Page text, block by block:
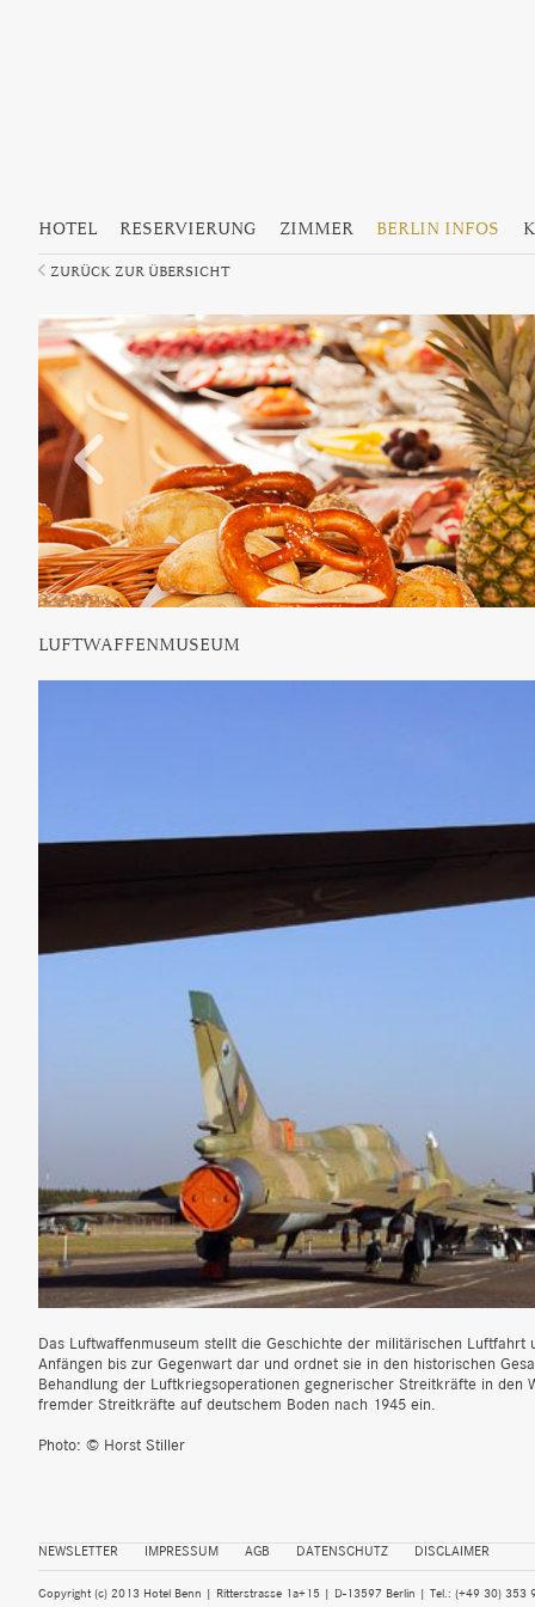
Zum Inhalt wechseln
Zum sekundären Inhalt wechseln
HOTEL RESERVIERUNG ZIMMER BERLIN INFOS
ZURÜCK ZUR ÜBERSICHT
LUFTWAFFENMUSEUM
Das Luftwaffenmuseum stellt die Geschichte der militärischen
Anfängen bis zur Gegenwart dar und ordnet sie in den historischen
Behandlung der Luftkriegsoperationen gegnerischer Streitkräfte in den
fremder Streitkräfte auf deutschem Boden nach 1945 ein.
Photo: © Horst Stiller
NEWSLETTER IMPRESSUM AGB DATENSCHUTZ DISCLAIMER
Copyright (c) 2013 Hotel Benn | Ritterstrasse 1a+15 | D-13597 Berlin | Tel.: (+49 30)